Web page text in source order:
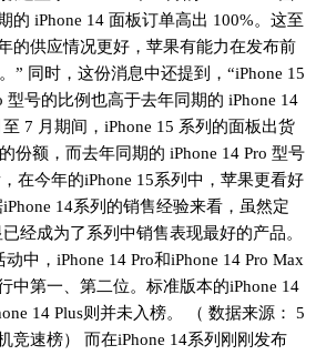
的 iPhone 14 面板订单高出 100%。这至
的供应情况更好，苹果有能力在发布前
” 同时，这份消息中还提到，“iPhone 15
型号的比例也高于去年同期的 iPhone 14
7 月期间，iPhone 15 系列的面板出货
份额，而去年同期的 iPhone 14 Pro 型号
在今年的iPhone 15系列中，苹果更看好
14系列的销售经验来看，虽然定
经成为了系列中销售表现最好的产品。
中，iPhone 14 Pro和iPhone 14 Pro Max
中第一、第二位。标准版本的iPhone 14
14 Plus则并未入榜。 （ 数据来源： 5
竞速榜） 而在iPhone 14系列刚刚发布